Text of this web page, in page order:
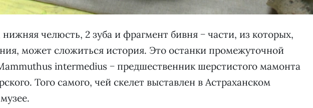
нижняя челюсть, 2 зуба и фрагмент бивня − части, из которых,
может сложиться история. Это останки промежуточной
intermedius − предшественник шерстистого мамонта
Того самого, чей скелет выставлен в Астраханском